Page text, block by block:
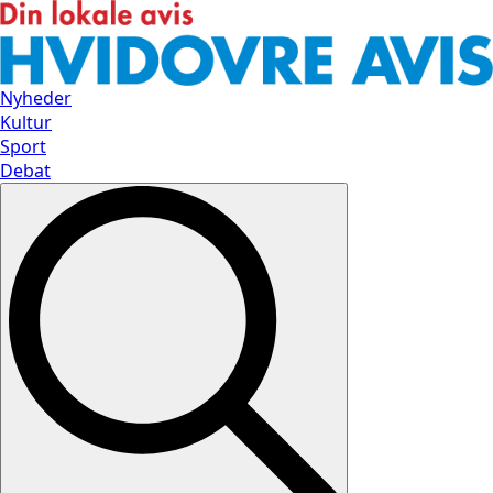
Nyheder
Kultur
Sport
Debat